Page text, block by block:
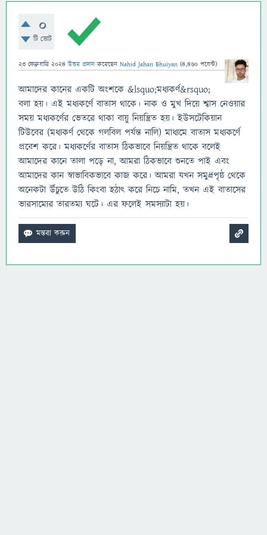
0
টি ভোট
23 ফেব্রুয়ারি 2024 উত্তর প্রদান করেছেন Nahid Jahan Bhuiyan (4,460 পয়েন্ট)
আমাদের কানের একটি অংশকে &lsquo;মধ্যকর্ণ&rsquo;
বলা হয়। এই মধ্যকর্ণে বাতাস থাকে। নাক ও মুখ দিয়ে শ্বাস নেওয়ার
সময় মধ্যকর্ণের ভেতরে থাকা বায়ু নিয়ন্ত্রিত হয়। ইউসটেকিয়ান
টিউবের (মধ্যকর্ণ থেকে গলবিল পর্যন্ত নালি) মাধ্যমে বাতাস মধ্যকর্ণে
প্রবেশ করে। মধ্যকর্ণের বাতাস ঠিকভাবে নিয়ন্ত্রিত থাকে বলেই
আমাদের কানে তালা পড়ে না, আমরা ঠিকভাবে শুনতে পাই এবং
আমাদের কান স্বাভাবিকভাবে কাজ করে। আমরা যখন সমুদ্রপৃষ্ঠ থেকে
অনেকটা উঁচুতে উঠি কিংবা হঠাৎ করে নিচে নামি, তখন এই বাতাসের
ভারসাম্যের তারতম্য ঘটে। এর ফলেই সমস্যাটা হয়।